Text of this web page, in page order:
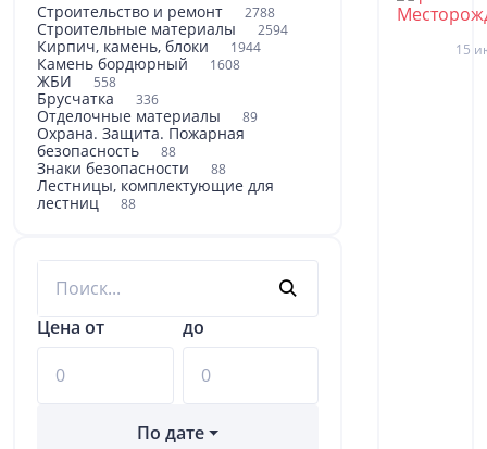
Строительство и ремонт 2788
Строительные материалы 2594
Кирпич, камень, блоки 1944
Камень бордюрный 1608
ЖБИ 558
Брусчатка 336
Отделочные материалы 89
Охрана. Защита. Пожарная
безопасность
88
Знаки безопасности 88
Лестницы, комплектующие для
лестниц
88
Цена от до
По дате
15